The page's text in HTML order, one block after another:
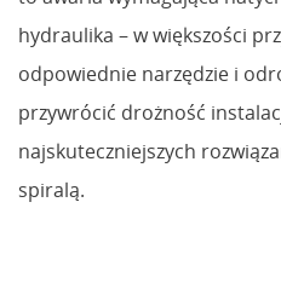
hydraulika – w większości
odpowiednie narzędzie i
przywrócić drożność
najskuteczniejszych
spiralą.